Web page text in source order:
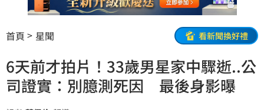
首頁 星聞 看新聞換好禮
6天前才拍片！33歲男星家中驟逝..公
司證實：別臆測死因 最後身影曝